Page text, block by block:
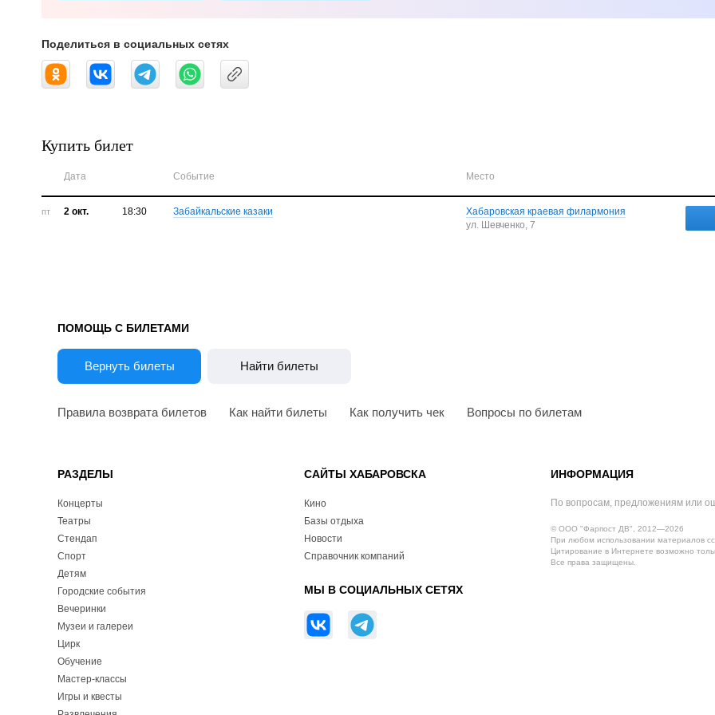
Поделиться в социальных сетях
Купить билет
Дата Событие Место
пт 2 окт. 18:30 Забайкальские казаки
Хабаровская краевая филармония
ул. Шевченко, 7
ПОМОЩЬ С БИЛЕТАМИ
Вернуть билеты Найти билеты
Правила возврата билетов Как найти билеты Как получить чек Вопросы по билетам
РАЗДЕЛЫ
Концерты
Театры
Стендап
Спорт
Детям
Городские события
Вечеринки
Музеи и галереи
Цирк
Обучение
Мастер-классы
Игры и квесты
САЙТЫ ХАБАРОВСКА
Кино
Базы отдыха
Новости
Справочник компаний
МЫ В СОЦИАЛЬНЫХ СЕТЯХ
ИНФОРМАЦИЯ
По вопросам, предложениям или
© ООО "Фарпост ДВ", 2012—2026
При любом использовании материалов
Цитирование в Интернете возможно
Все права защищены.